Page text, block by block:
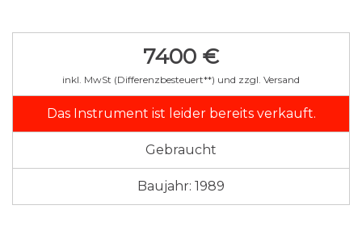
7400 €
inkl. MwSt (Differenzbesteuert**) und zzgl. Versand
Das Instrument ist leider bereits verkauft.
Gebraucht
Baujahr: 1989